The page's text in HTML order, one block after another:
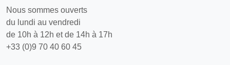
Nous sommes ouverts
du lundi au vendredi
de 10h à 12h et de 14h à 17h
+33 (0)9 70 40 60 45